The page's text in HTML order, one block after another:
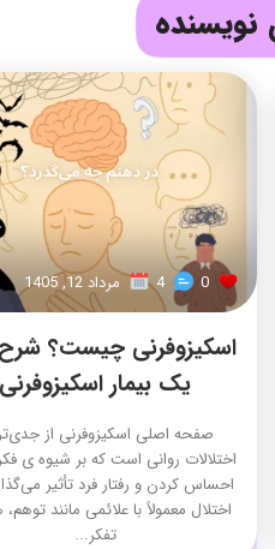
نویسنده
0
4 مرداد 12, 1405
اسکیزوفرنی چیست؟
یک بیمار اسکیزوفرنی
صفحه اصلی اسکیزوفرنی از
اختلالات روانی است که بر شیوه ی
احساس کردن و رفتار فرد تأثیر
اختلال معمولاً با علائمی مانند
تفکر...